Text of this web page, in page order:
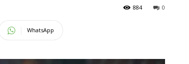
0
884
WhatsApp